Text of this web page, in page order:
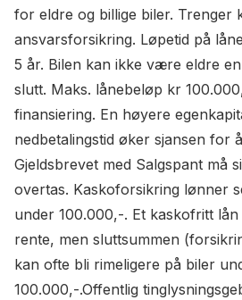
for eldre og billige biler. Trenger
ansvarsforsikring. Løpetid på
5 år. Bilen kan ikke være eldre
slutt. Maks. lånebeløp kr
finansiering. En høyere
nedbetalingstid øker sjansen for
Gjeldsbrevet med Salgspant må
overtas. Kaskoforsikring lønner
under 100.000,-. Et kaskofritt
rente, men sluttsummen
kan ofte bli rimeligere på biler
100.000,-.Offentlig